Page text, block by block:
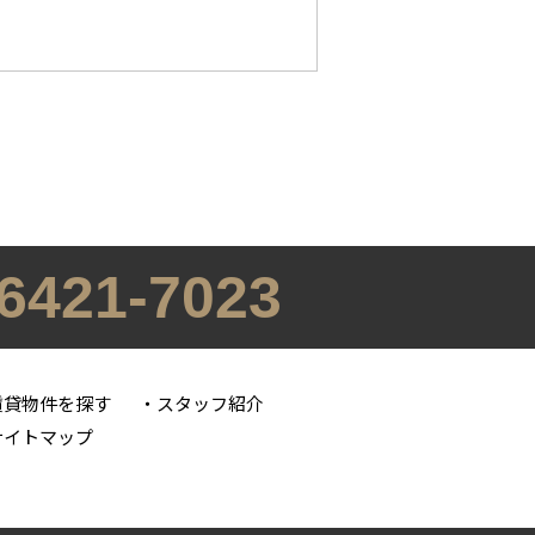
7023
物件を探す
スタッフ紹介
トマップ